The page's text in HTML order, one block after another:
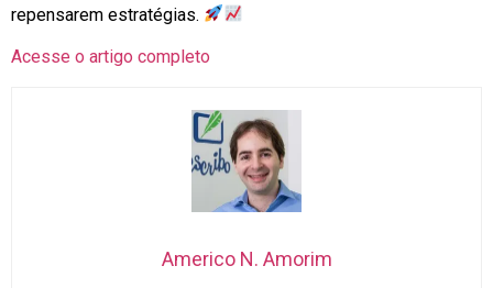
repensarem estratégias.
Acesse o artigo completo
Americo N. Amorim